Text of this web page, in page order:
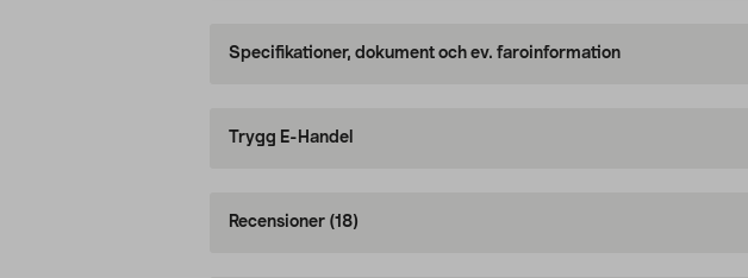
Specifikationer, dokument och ev. faroinformation
Trygg E-Handel
Recensioner (18)